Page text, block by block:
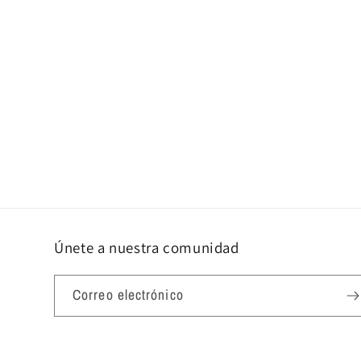
Únete a nuestra comunidad
Correo electrónico